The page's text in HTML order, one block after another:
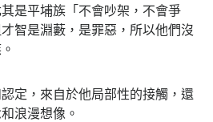
是平埔族「不會吵架，不會爭
智是淵藪，是罪惡，所以他們沒
定，來自於他局部性的接觸，還
浪漫想像。